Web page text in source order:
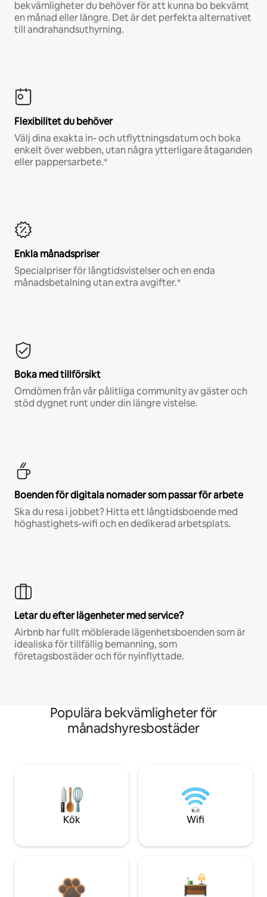
bekvämligheter du behöver för att kunna bo bekvämt
en månad eller längre. Det är det perfekta alternativet
till andrahandsuthyrning.
Flexibilitet du behöver
Välj dina exakta in- och utflyttningsdatum och boka
enkelt över webben, utan några ytterligare åtaganden
eller pappersarbete.*
Enkla månadspriser
Specialpriser för långtidsvistelser och en enda
månadsbetalning utan extra avgifter.*
Boka med tillförsikt
Omdömen från vår pålitliga community av gäster och
stöd dygnet runt under din längre vistelse.
Boenden för digitala nomader som passar för arbete
Ska du resa i jobbet? Hitta ett långtidsboende med
höghastighets-wifi och en dedikerad arbetsplats.
Letar du efter lägenheter med service?
Airbnb har fullt möblerade lägenhetsboenden som är
idealiska för tillfällig bemanning, som
företagsbostäder och för nyinflyttade.
Populära bekvämligheter för
månadshyresbostäder
Kök Wifi